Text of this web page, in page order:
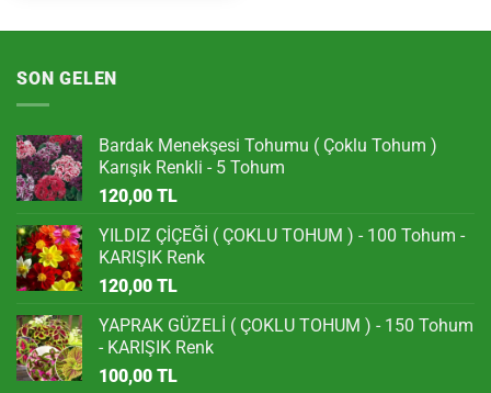
SON GELEN
Bardak Menekşesi Tohumu ( Çoklu Tohum )
Karışık Renkli - 5 Tohum
120,00 TL
YILDIZ ÇİÇEĞİ ( ÇOKLU TOHUM ) - 100 Tohum -
KARIŞIK Renk
120,00 TL
YAPRAK GÜZELİ ( ÇOKLU TOHUM ) - 150 Tohum
- KARIŞIK Renk
100,00 TL